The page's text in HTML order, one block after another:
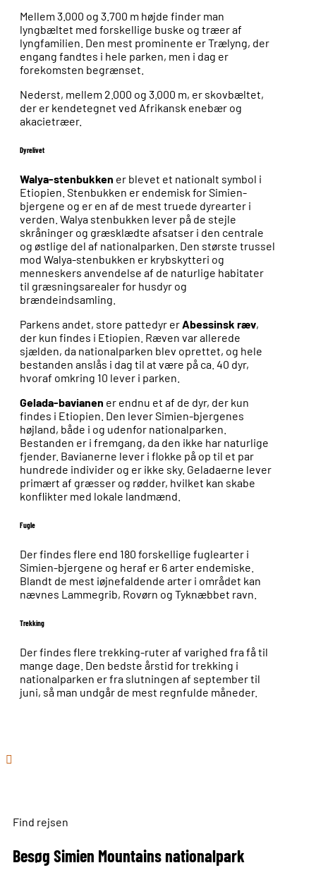
Mellem 3.000 og 3.700 m højde finder man
lyngbæltet med forskellige buske og træer af
lyngfamilien. Den mest prominente er Trælyng, der
engang fandtes i hele parken, men i dag er
forekomsten begrænset.
Nederst, mellem 2.000 og 3.000 m, er skovbæltet,
der er kendetegnet ved Afrikansk enebær og
akacietræer.
Dyrelivet
Walya-stenbukken er blevet et nationalt symbol i
Etiopien. Stenbukken er endemisk for Simien-
bjergene og er en af de mest truede dyrearter i
verden. Walya stenbukken lever på de stejle
skråninger og græsklædte afsatser i den centrale
og østlige del af nationalparken. Den største trussel
mod Walya-stenbukken er krybskytteri og
menneskers anvendelse af de naturlige habitater
til græsningsarealer for husdyr og
brændeindsamling.
Parkens andet, store pattedyr erAbessinsk ræv,
der kun findes i Etiopien. Ræven var allerede
sjælden, da nationalparken blev oprettet, og hele
bestanden anslås i dag til at være på ca. 40 dyr,
hvoraf omkring 10 lever i parken.
Gelada-bavianen er endnu et af de dyr, der kun
findes i Etiopien. Den lever Simien-bjergenes
højland, både i og udenfor nationalparken.
Bestanden er i fremgang, da den ikke har naturlige
fjender. Bavianerne lever i flokke på op til et par
hundrede individer og er ikke sky. Geladaerne lever
primært af græsser og rødder, hvilket kan skabe
konflikter med lokale landmænd.
Fugle
Der findes flere end 180 forskellige fuglearter i
Simien-bjergene og heraf er 6 arter endemiske.
Blandt de mest iøjnefaldende arter i området kan
nævnes Lammegrib, Rovørn og Tyknæbbet ravn.
Trekking
Der findes flere trekking-ruter af varighed fra få til
mange dage. Den bedste årstid for trekking i
nationalparken er fra slutningen af september til
juni, så man undgår de mest regnfulde måneder.
Find rejsen
Besøg Simien Mountains nationalpark